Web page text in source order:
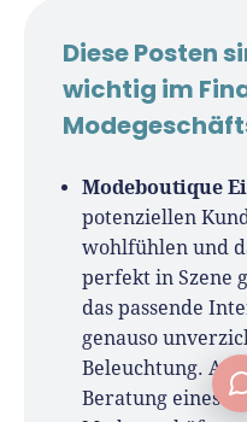
Diese Posten
wichtig im
Modeboutique
potenziellen
wohlfühlen und
perfekt in Szene
das passende
genauso
Beleuchtung. An
Beratung eines